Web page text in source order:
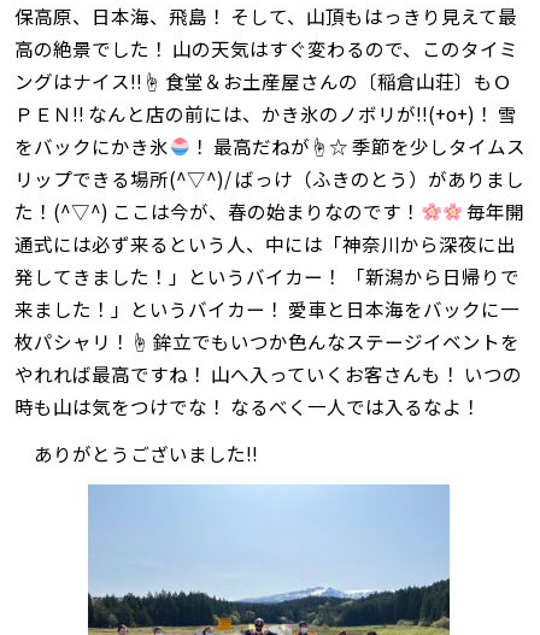
保高原、日本海、飛島！ そして、山頂もはっきり見えて最
高の絶景でした！ 山の天気はすぐ変わるので、このタイミ
ングはナイス‼☝ 食堂＆お土産屋さんの〔稲倉山荘〕もＯ
ＰＥＮ‼ なんと店の前には、かき氷のノボリが‼(+o+)！ 雪
をバックにかき氷
！ 最高だねが☝☆ 季節を少しタイムス
リップできる場所(^▽^)/ ばっけ（ふきのとう）がありまし
た！(^▽^) ここは今が、春の始まりなのです！
毎年開
通式には必ず来るという人、中には「神奈川から深夜に出
発してきました！」というバイカー！ 「新潟から日帰りで
来ました！」というバイカー！ 愛車と日本海をバックに一
枚パシャリ！☝ 鉾立でもいつか色んなステージイベントを
やれれば最高ですね！ 山へ入っていくお客さんも！ いつの
時も山は気をつけでな！ なるべく一人では入るなよ！
ありがとうございました‼